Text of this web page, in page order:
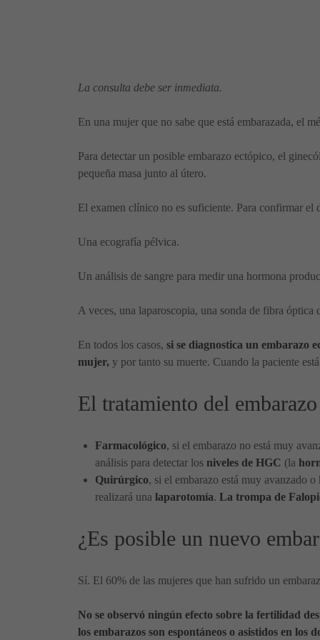
La consulta debe ser inmediata.
En una mujer que no sabe que está embarazada, el
Para detectar un posible embarazo ectópico, el
pequeña masa junto al útero.
El examen clínico no es suficiente. Para confirmar el
Una ecografía pélvica.
Un análisis de sangre para medir una hormona
A veces, una laparoscopia, una sonda de fibra
En todos los casos, si se diagnostica un embarazo
mujer, y por tanto su muerte. Cuando la paciente
El tratamiento del
Farmacológico, si el embarazo no está muy
análisis para detectar los niveles de HGC (la
Quirúrgico, si el embarazo está muy avanzado
realizará una laparotomía. La trompa de
¿Es posible un nuevo
Sí. El 60% de las mujeres que han sufrido un
No se observó ningún efecto sobre la fertilidad
los embarazos son espontáneos o asistidos en los